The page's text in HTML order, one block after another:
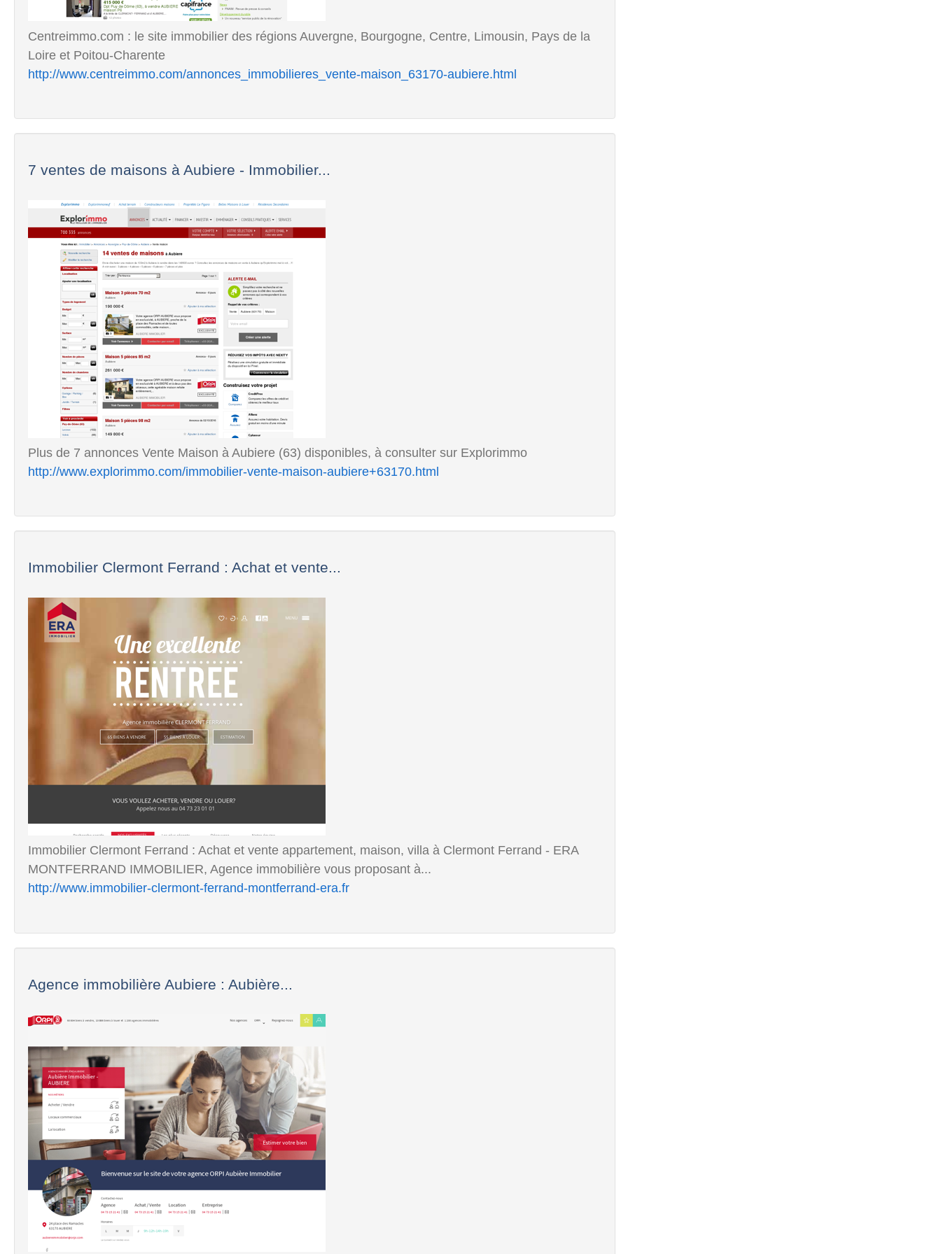
Centreimmo.com : le site immobilier des régions Auvergne, Bourgogne, Centre, Limousin, Pays de la
Loire et Poitou-Charente
http://www.centreimmo.com/annonces_immobilieres_vente-maison_63170-aubiere.html
7 ventes de maisons à Aubiere - Immobilier...
Plus de 7 annonces Vente Maison à Aubiere (63) disponibles, à consulter sur Explorimmo
http://www.explorimmo.com/immobilier-vente-maison-aubiere+63170.html
Immobilier Clermont Ferrand : Achat et vente...
Immobilier Clermont Ferrand : Achat et vente appartement, maison, villa à Clermont Ferrand - ERA
MONTFERRAND IMMOBILIER, Agence immobilière vous proposant à...
http://www.immobilier-clermont-ferrand-montferrand-era.fr
Agence immobilière Aubiere : Aubière...